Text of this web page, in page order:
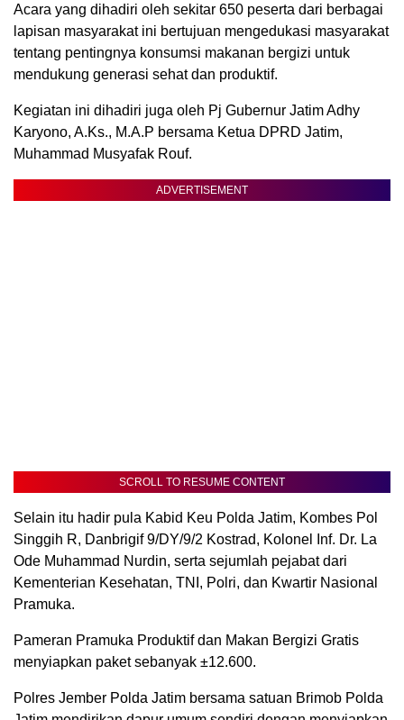
Acara yang dihadiri oleh sekitar 650 peserta dari berbagai
lapisan masyarakat ini bertujuan mengedukasi masyarakat
tentang pentingnya konsumsi makanan bergizi untuk
mendukung generasi sehat dan produktif.
Kegiatan ini dihadiri juga oleh Pj Gubernur Jatim Adhy
Karyono, A.Ks., M.A.P bersama Ketua DPRD Jatim,
Muhammad Musyafak Rouf.
ADVERTISEMENT
SCROLL TO RESUME CONTENT
Selain itu hadir pula Kabid Keu Polda Jatim, Kombes Pol
Singgih R, Danbrigif 9/DY/9/2 Kostrad, Kolonel Inf. Dr. La
Ode Muhammad Nurdin, serta sejumlah pejabat dari
Kementerian Kesehatan, TNI, Polri, dan Kwartir Nasional
Pramuka.
Pameran Pramuka Produktif dan Makan Bergizi Gratis
menyiapkan paket sebanyak ±12.600.
Polres Jember Polda Jatim bersama satuan Brimob Polda